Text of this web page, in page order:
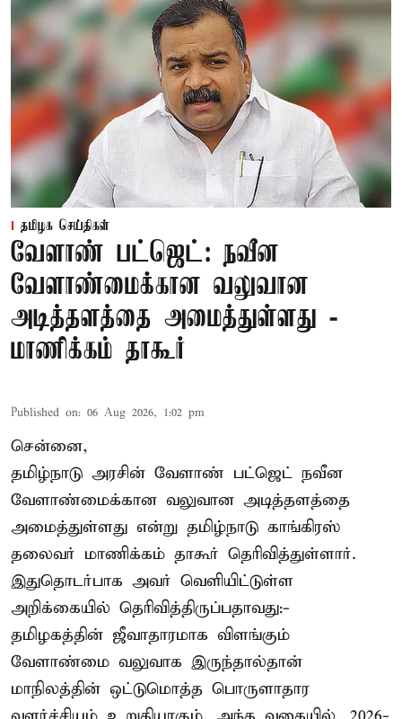
தமிழக செய்திகள்
வேளாண் பட்ஜெட்: நவீன
வேளாண்மைக்கான வலுவான
அடித்தளத்தை அமைத்துள்ளது -
மாணிக்கம் தாகூர்
Published on: 06 Aug 2026, 1:02 pm
சென்னை,
தமிழ்நாடு அரசின் வேளாண் பட்ஜெட் நவீன
வேளாண்மைக்கான வலுவான அடித்தளத்தை
அமைத்துள்ளது என்று தமிழ்நாடு காங்கிரஸ்
தலைவர் மாணிக்கம் தாகூர் தெரிவித்துள்ளார்.
இதுதொடர்பாக அவர் வெளியிட்டுள்ள
அறிக்கையில் தெரிவித்திருப்பதாவது:-
தமிழகத்தின் ஜீவாதாரமாக விளங்கும்
வேளாண்மை வலுவாக இருந்தால்தான்
மாநிலத்தின் ஒட்டுமொத்த பொருளாதார